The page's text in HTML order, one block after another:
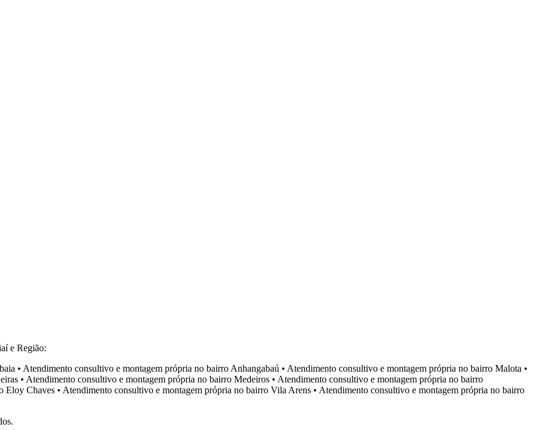
e Região:
• Atendimento consultivo e montagem própria no bairro Anhangabaú • Atendimento consultivo e montagem própria no bairro Malota •
• Atendimento consultivo e montagem própria no bairro Medeiros • Atendimento consultivo e montagem própria no bairro
Eloy Chaves • Atendimento consultivo e montagem própria no bairro Vila Arens • Atendimento consultivo e montagem própria no bairro